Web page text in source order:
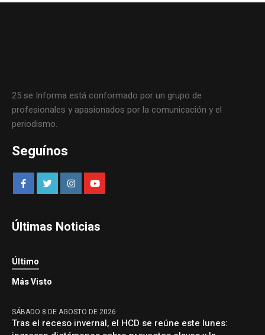
25 se Informa está conformado por un grupo de
profesionales y apasionados por la comunicación y el
periodismo.
Seguínos
Últimas Noticias
Último
Más Visto
SÁBADO 8 DE AGOSTO DE 2026
Tras el receso invernal, el HCD se reúne este lunes: